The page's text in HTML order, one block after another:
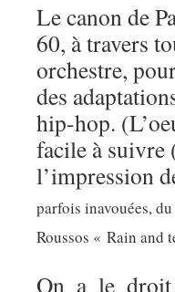
Le canon de
60, à travers
orchestre,
des
hip-hop.
facile à suivre
l’impression
parfois inavouées,
Roussos « Rain and
On a le droit